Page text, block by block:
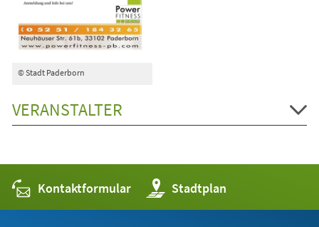
© Stadt Paderborn
VERANSTALTER
Kontaktformular Stadtplan
(Öffnet
in
einem